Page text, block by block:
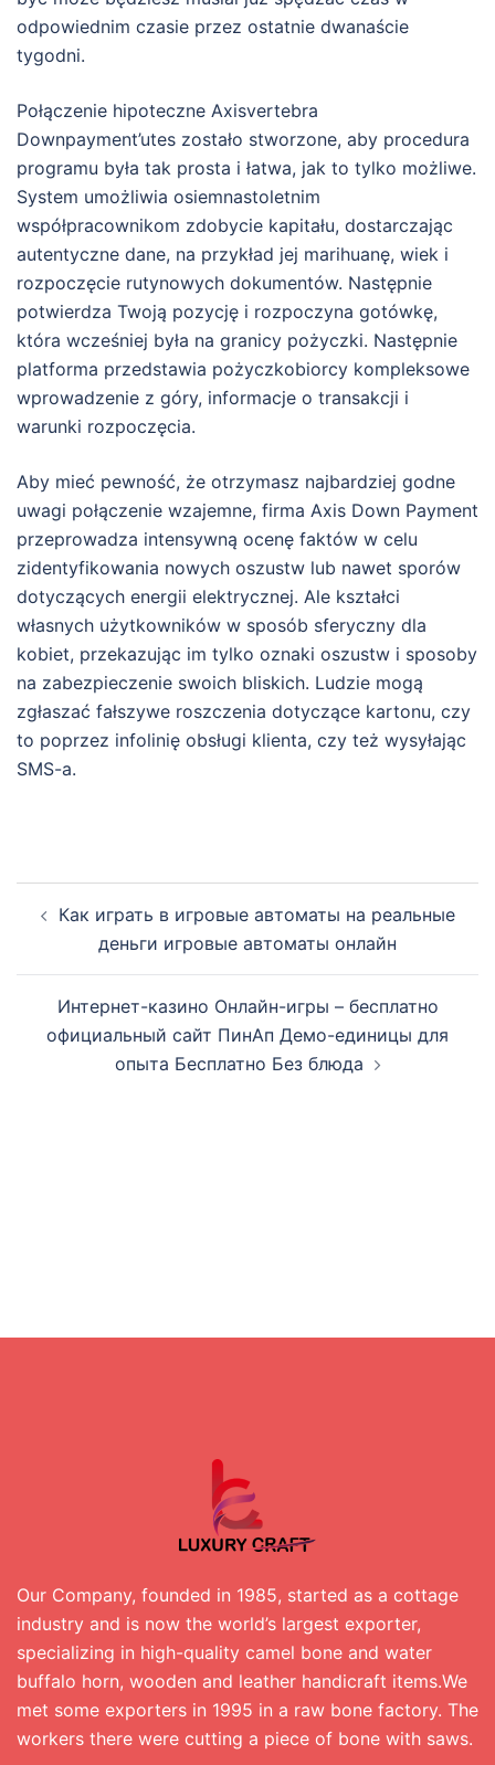
odpowiednim czasie przez ostatnie dwanaście
tygodni.
Połączenie hipoteczne Axisvertebra
Downpayment’utes zostało stworzone, aby procedura
programu była tak prosta i łatwa, jak to tylko możliwe.
System umożliwia osiemnastoletnim
współpracownikom zdobycie kapitału, dostarczając
autentyczne dane, na przykład jej marihuanę, wiek i
rozpoczęcie rutynowych dokumentów. Następnie
potwierdza Twoją pozycję i rozpoczyna gotówkę,
która wcześniej była na granicy pożyczki. Następnie
platforma przedstawia pożyczkobiorcy kompleksowe
wprowadzenie z góry, informacje o transakcji i
warunki rozpoczęcia.
Aby mieć pewność, że otrzymasz najbardziej godne
uwagi połączenie wzajemne, firma Axis Down Payment
przeprowadza intensywną ocenę faktów w celu
zidentyfikowania nowych oszustw lub nawet sporów
dotyczących energii elektrycznej. Ale kształci
własnych użytkowników w sposób sferyczny dla
kobiet, przekazując im tylko oznaki oszustw i sposoby
na zabezpieczenie swoich bliskich. Ludzie mogą
zgłaszać fałszywe roszczenia dotyczące kartonu, czy
to poprzez infolinię obsługi klienta, czy też wysyłając
SMS-a.
navigation
Как играть в игровые автоматы на реальные
деньги игровые автоматы онлайн
Интернет-казино Онлайн-игры – бесплатно
официальный сайт ПинАп Демо-единицы для
опыта Бесплатно Без блюда
Our Company, founded in 1985, started as a cottage
industry and is now the world’s largest exporter,
specializing in high-quality camel bone and water
buffalo horn, wooden and leather handicraft items.We
met some exporters in 1995 in a raw bone factory. The
workers there were cutting a piece of bone with saws.